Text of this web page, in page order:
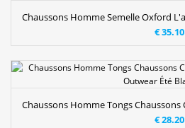
€ 35.10
€ 28.20